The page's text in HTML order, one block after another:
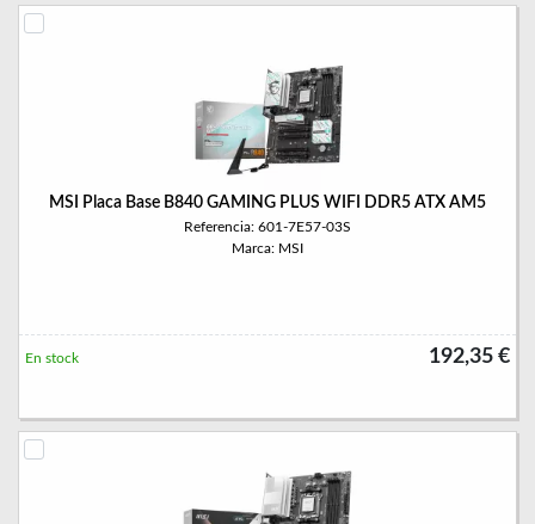
MSI Placa Base B840 GAMING PLUS WIFI DDR5 ATX AM5
Referencia: 601-7E57-03S
Marca: MSI
192,35 €
En stock